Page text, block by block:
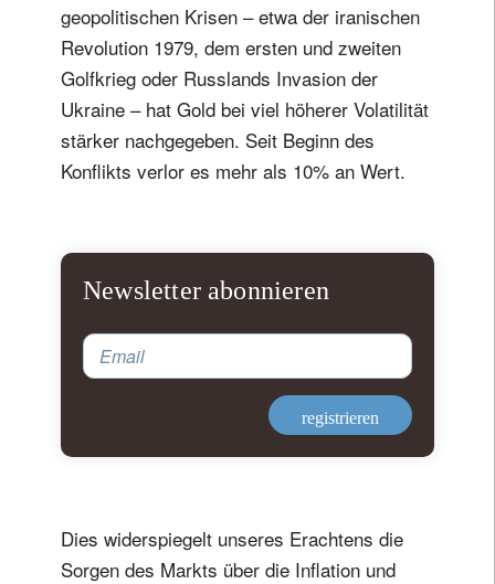
geopolitischen Krisen – etwa der iranischen
Revolution 1979, dem ersten und zweiten
Golfkrieg oder Russlands Invasion der
Ukraine – hat Gold bei viel höherer Volatilität
stärker nachgegeben. Seit Beginn des
Konflikts verlor es mehr als 10% an Wert.
Newsletter abonnieren
Email
registrieren
Dies widerspiegelt unseres Erachtens die
Sorgen des Markts über die Inflation und